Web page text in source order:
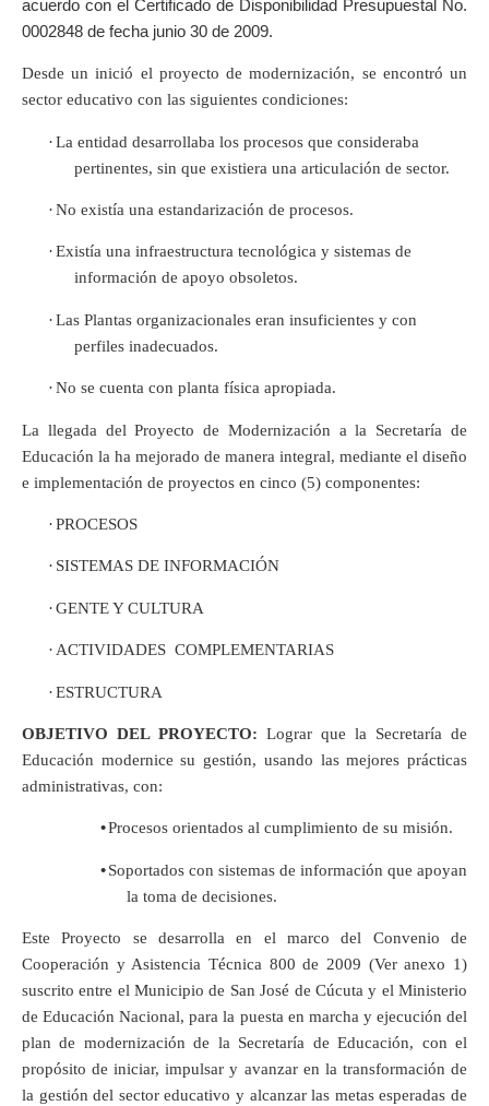
acuerdo con el Certificado de Disponibilidad Presupuestal No.
0002848 de fecha junio 30 de 2009.
Desde un inició el proyecto de modernización, se encontró un
sector educativo con las siguientes condiciones:
·La entidad desarrollaba los procesos que consideraba
pertinentes, sin que existiera una articulación de sector.
·No existía una estandarización de procesos.
·Existía una infraestructura tecnológica y sistemas de
información de apoyo obsoletos.
·Las Plantas organizacionales eran insuficientes y con
perfiles inadecuados.
·No se cuenta con planta física apropiada.
La llegada del Proyecto de Modernización a la Secretaría de
Educación la ha mejorado de manera integral, mediante el diseño
e implementación de proyectos en cinco (5) componentes:
·PROCESOS
· SISTEMAS DE INFORMACIÓN
·GENTE Y CULTURA
· ACTIVIDADES COMPLEMENTARIAS
·ESTRUCTURA
OBJETIVO DEL PROYECTO: Lograr que la Secretaría de
Educación modernice su gestión, usando las mejores prácticas
administrativas, con:
•Procesos orientados al cumplimiento de su misión.
•Soportados con sistemas de información que apoyan
la toma de decisiones.
Este Proyecto se desarrolla en el marco del Convenio de
Cooperación y Asistencia Técnica 800 de 2009 (Ver anexo 1)
suscrito entre el Municipio de San José de Cúcuta y el Ministerio
de Educación Nacional, para la puesta en marcha y ejecución del
plan de modernización de la Secretaría de Educación, con el
propósito de iniciar, impulsar y avanzar en la transformación de
la gestión del sector educativo y alcanzar las metas esperadas de